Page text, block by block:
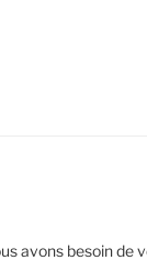
avons besoin de